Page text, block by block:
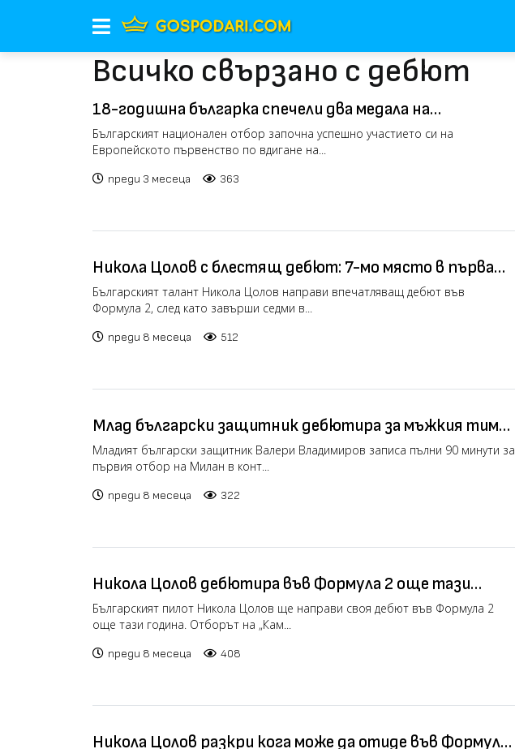
Всичко свързано с дебют
18-годишна българка спечели два медала на
Европейското по щанги в Батуми
Българският национален отбор започна успешно участието си на
Европейското първенство по вдигане на...
преди 3 месеца 363
Никола Цолов с блестящ дебют: 7-мо място в първата
си квалификация във Формула 2
Българският талант Никола Цолов направи впечатляващ дебют във
Формула 2, след като завърши седми в...
преди 8 месеца 512
Млад български защитник дебютира за мъжкия тим
на Милан и игра пълни 90 минути
Младият български защитник Валери Владимиров записа пълни 90 минути за
първия отбор на Милан в конт...
преди 8 месеца 322
Никола Цолов дебютира във Формула 2 още тази
година в Катар и Абу Даби (видео)
Българският пилот Никола Цолов ще направи своя дебют във Формула 2
още тази година. Отборът на „Кам...
преди 8 месеца 408
Никола Цолов разкри кога може да отиде във Формула